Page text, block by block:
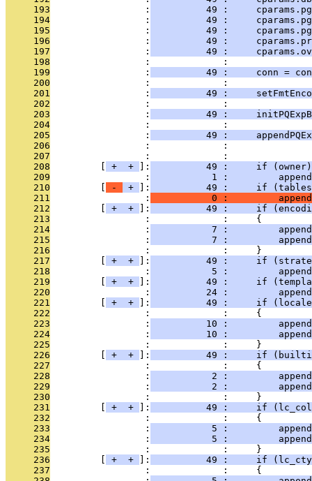
     193
                 :
49 :
     194
                 :
49 :
     195
                 :
49 :
     196
                 :
49 :
     197
                 :
49 :
     198
                 :             :
     199
                 :
49 :     conn =
     200
                 :             :
     201
                 :
49 :
     202
                 :             :
     203
                 :
49 :
     204
                 :             :
     205
                 :
49 :
     206
:             :
     207
                 :             :
     208
+ + ]:
          49 :     if (owner)
     209
                 :
1 :
     210
- + ]:
49 :     if
     211
                 :
0 :
     212
+ + ]:
49 :     if
     213
                 :             :     {
     214
                 :
7 :
     215
                 :
7 :
     216
                 :             :     }
     217
+ + ]:
49 :     if
     218
                 :
5 :
     219
+ + ]:
49 :     if
     220
                 :
24 :
     221
+ + ]:
49 :     if
     222
                 :             :     {
     223
                 :
10 :
     224
                 :
10 :
     225
                 :             :     }
     226
+ + ]:
49 :     if
     227
                 :             :     {
     228
                 :
2 :
     229
                 :
2 :
     230
                 :             :     }
     231
+ + ]:
49 :     if
     232
                 :             :     {
     233
                 :
5 :
     234
                 :
5 :
     235
                 :             :     }
     236
+ + ]:
49 :     if
     237
                 :             :     {